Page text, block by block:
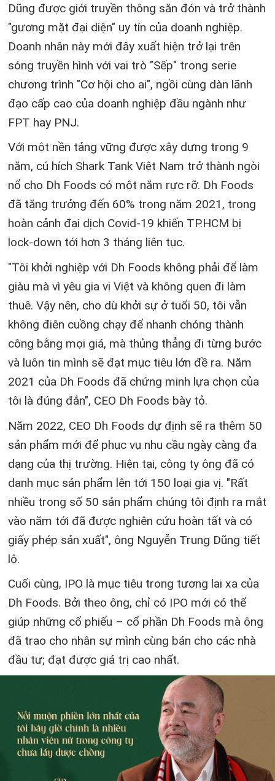
Dũng được giới truyền thông săn đón và trở thành
"gương mặt đại diện" uy tín của doanh nghiệp.
Doanh nhân này mới đây xuất hiện trở lại trên
sóng truyền hình với vai trò "Sếp" trong serie
chương trình "Cơ hội cho ai", ngồi cùng dàn lãnh
đạo cấp cao của doanh nghiệp đầu ngành như
FPT hay PNJ.
Với một nền tảng vững được xây dựng trong 9
năm, cú hích Shark Tank Việt Nam trở thành ngòi
nổ cho Dh Foods có một năm rực rỡ. Dh Foods
đã tăng trưởng đến 60% trong năm 2021, trong
hoàn cảnh đại dịch Covid-19 khiến TP.HCM bị
lock-down tới hơn 3 tháng liên tục.
"Tôi khởi nghiệp với Dh Foods không phải để làm
giàu mà vì yêu gia vị Việt và không quen đi làm
thuê. Vậy nên, cho dù khởi sự ở tuổi 50, tôi vẫn
không điên cuồng chạy để nhanh chóng thành
công bằng mọi giá, mà thủng thẳng đi từng bước
và luôn tin mình sẽ đạt mục tiêu lớn đề ra. Năm
2021 của Dh Foods đã chứng minh lựa chọn của
tôi là đúng đắn", CEO Dh Foods bày tỏ.
Năm 2022, CEO Dh Foods dự định sẽ ra thêm 50
sản phẩm mới để phục vụ nhu cầu ngày càng đa
dạng của thị trường. Hiện tại, công ty ông đã có
danh mục sản phẩm lên tới 150 loại gia vị. "Rất
nhiều trong số 50 sản phẩm chúng tôi định ra mắt
vào năm tới đã được nghiên cứu hoàn tất và có
giấy phép sản xuất", ông Nguyễn Trung Dũng tiết
lộ.
Cuối cùng, IPO là mục tiêu trong tương lai xa của
Dh Foods. Bởi theo ông, chỉ có IPO mới có thể
giúp những cổ phiếu – cổ phần Dh Foods mà ông
đã trao cho nhân sự mình cùng bán cho các nhà
đầu tư; đạt được giá trị cao nhất.